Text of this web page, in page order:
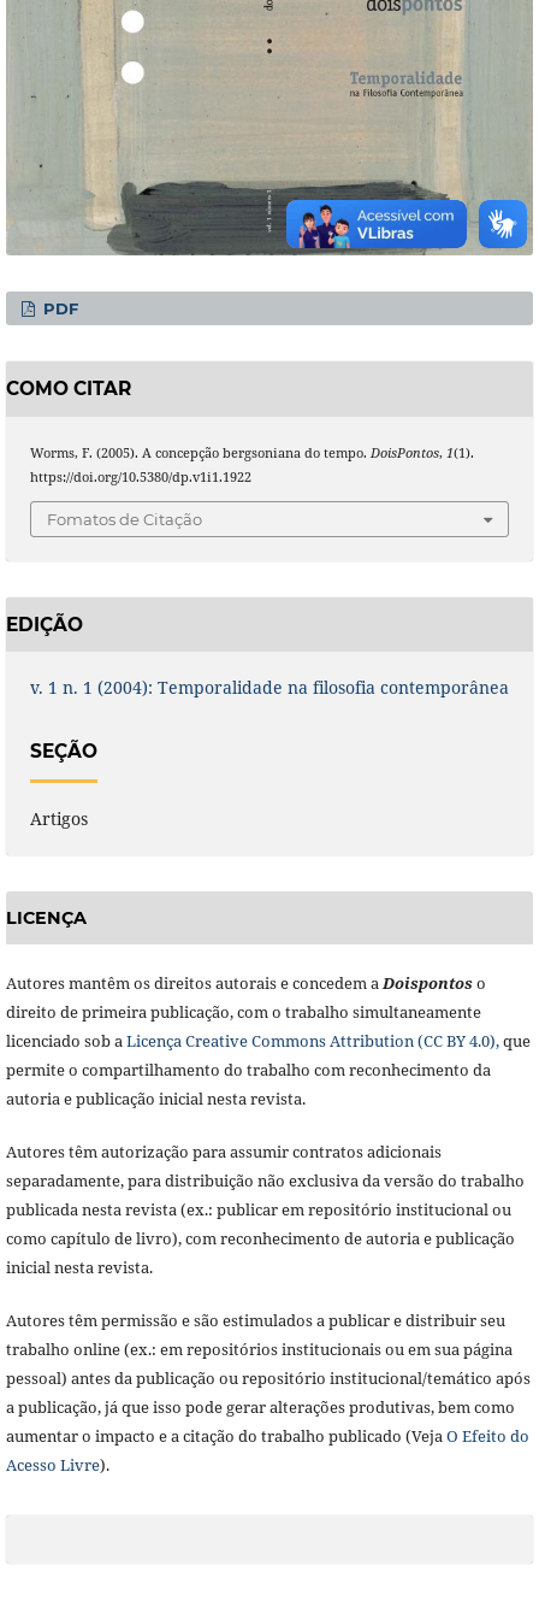
PDF
COMO CITAR
Worms, F. (2005). A concepção bergsoniana do tempo. DoisPontos, 1(1).
https://doi.org/10.5380/dp.v1i1.1922
Fomatos de Citação
EDIÇÃO
v. 1 n. 1 (2004): Temporalidade na filosofia contemporânea
SEÇÃO
Artigos
LICENÇA
Autores mantêm os direitos autorais e concedem aDoispontoso
direito de primeira publicação, com o trabalho simultaneamente
licenciado sob aLicença Creative Commons Attribution (CC BY 4.0),que
permite o compartilhamento do trabalho com reconhecimento da
autoria e publicação inicial nesta revista.
Autores têm autorização para assumir contratos adicionais
separadamente, para distribuição não exclusiva da versão do trabalho
publicada nesta revista (ex.: publicar em repositório institucional ou
como capítulo de livro), com reconhecimento de autoria e publicação
inicial nesta revista.
Autores têm permissão e são estimulados a publicar e distribuir seu
trabalho online (ex.: em repositórios institucionais ou em sua página
pessoal) antes da publicação ou repositório institucional/temático após
a publicação, já que isso pode gerar alterações produtivas, bem como
aumentar o impacto e a citação do trabalho publicado (VejaO Efeito do
Acesso Livre).